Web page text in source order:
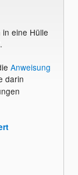
eine Hülle
Anweisung
darin